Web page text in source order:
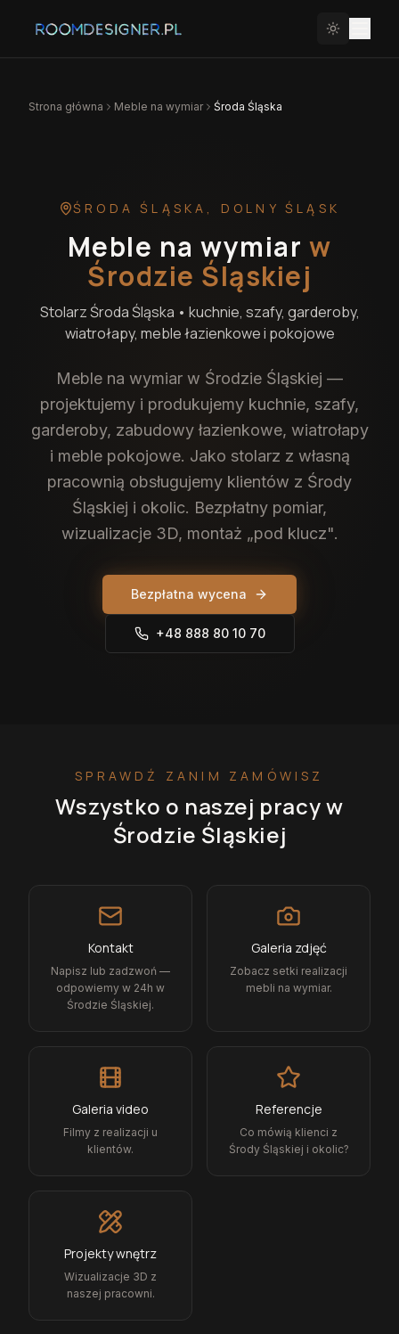
Strona główna Meble na wymiar Środa Śląska
ŚRODA ŚLĄSKA , DOLNY ŚLĄSK
Meble na wymiar w
Środzie Śląskiej
StolarzŚroda Śląska • kuchnie, szafy, garderoby,
wiatrołapy, meble łazienkowe i pokojowe
Meble na wymiar w Środzie Śląskiej —
projektujemy i produkujemy kuchnie, szafy,
garderoby, zabudowy łazienkowe, wiatrołapy
i meble pokojowe. Jako stolarz z własną
pracownią obsługujemy klientów z Środy
Śląskiej i okolic. Bezpłatny pomiar,
wizualizacje 3D, montaż „pod klucz".
Bezpłatna wycena
+48 888 80 10 70
SPRAWDŹ ZANIM ZAMÓWISZ
Wszystko o naszej pracyw
Środzie Śląskiej
Kontakt
Napisz lub zadzwoń —
odpowiemy w 24h w
Środzie Śląskiej.
Galeria zdjęć
Zobacz setki realizacji
mebli na wymiar.
Galeria video
Filmy z realizacji u
klientów.
Referencje
Co mówią klienci z
Środy Śląskiej i okolic?
Projekty wnętrz
Wizualizacje 3D z
naszej pracowni.